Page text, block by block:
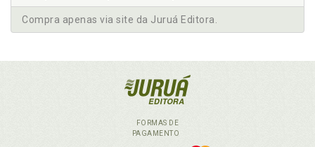
Compra apenas via site da Juruá Editora.
FORMAS DE
PAGAMENTO